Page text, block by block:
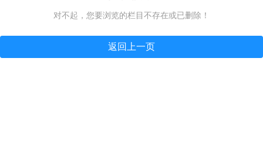
对不起，您要浏览的栏目不存在或已删除！
返回上一页